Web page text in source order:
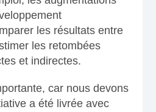
les résultats entre
les retombées
et indirectes.
car nous devons
a été livrée avec